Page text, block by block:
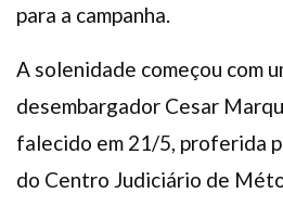
para a campanha.
A solenidade começou com
desembargador Cesar
falecido em 21/5, proferida
do Centro Judiciário de